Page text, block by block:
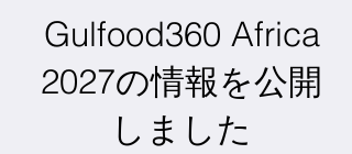
Gulfood360 Africa
2027の情報を公開
しました